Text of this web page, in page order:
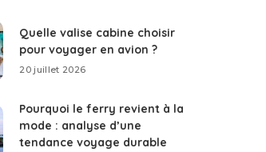
Quelle valise cabine choisir
pour voyager en avion ?
20 juillet 2026
Pourquoi le ferry revient à la
mode : analyse d’une
tendance voyage durable